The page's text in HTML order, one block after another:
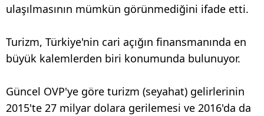
ulaşılmasının mümkün görünmediğini ifade etti.
Turizm, Türkiye'nin cari açığın finansmanında en
büyük kalemlerden biri konumunda bulunuyor.
Güncel OVP'ye göre turizm (seyahat) gelirlerinin
2015'te 27 milyar dolara gerilemesi ve 2016'da da